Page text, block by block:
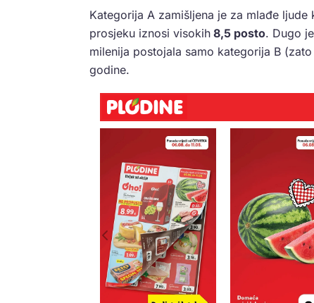
Kategorija A zamišljena je za mlađe
prosjeku iznosi visokih 8,5 posto. Dugo
milenija postojala samo kategorija B
godine.